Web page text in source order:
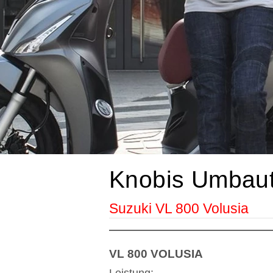
Knobis
Suzuki VL 800 Volusia
VL 800 VOLUSIA